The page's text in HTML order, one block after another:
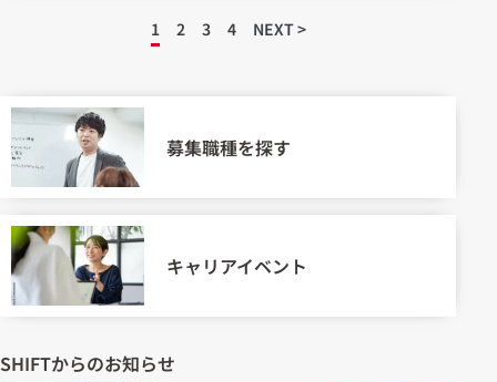
1 2 3 4 NEXT >
募集職種を探す
キャリアイベント
SHIFTからのお知らせ